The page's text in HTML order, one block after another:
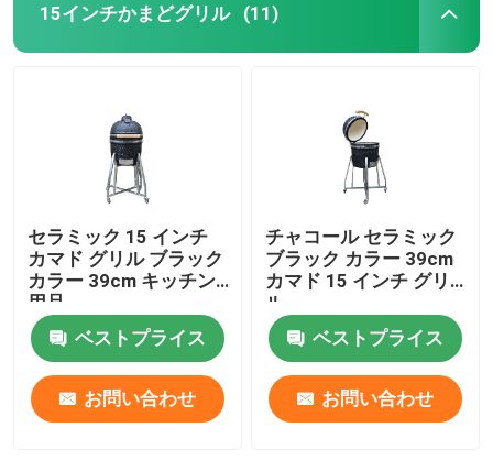
15インチかまどグリル (11)
セラミック 15 インチ
カマド グリル ブラック
カラー 39cm キッチン
用品
ベストプライス
お問い合わせ
チャコール セラミック
ブラック カラー 39cm
カマド 15 インチ グリ
ル
ベストプライス
お問い合わせ